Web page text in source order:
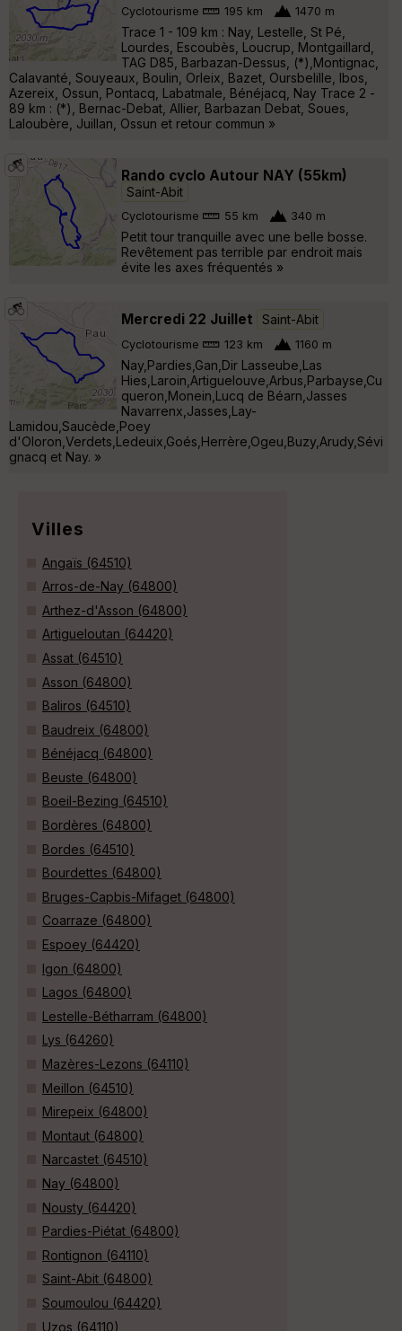
Cyclotourisme 195 km 1470 m
Trace 1 - 109 km : Nay, Lestelle, St Pé,
Lourdes, Escoubès, Loucrup, Montgaillard,
TAG D85, Barbazan-Dessus, (*),Montignac,
Calavanté, Souyeaux, Boulin, Orleix, Bazet, Oursbelille, Ibos,
Azereix, Ossun, Pontacq, Labatmale, Bénéjacq, Nay Trace 2 -
89 km : (*), Bernac-Debat, Allier, Barbazan Debat, Soues,
Laloubère, Juillan, Ossun et retour commun »
Rando cyclo Autour NAY (55km)
Saint-Abit
Cyclotourisme 55 km 340 m
Petit tour tranquille avec une belle bosse.
Revêtement pas terrible par endroit mais
évite les axes fréquentés »
Mercredi 22 Juillet Saint-Abit
Cyclotourisme 123 km 1160 m
Nay,Pardies,Gan,Dir Lasseube,Las
Hies,Laroin,Artiguelouve,Arbus,Parbayse,Cu
queron,Monein,Lucq de Béarn,Jasses
Navarrenx,Jasses,Lay-
Lamidou,Saucède,Poey
d'Oloron,Verdets,Ledeuix,Goés,Herrère,Ogeu,Buzy,Arudy,Sévi
gnacq et Nay. »
Villes
Angaïs (64510)
Arros-de-Nay (64800)
Arthez-d'Asson (64800)
Artigueloutan (64420)
Assat (64510)
Asson (64800)
Baliros (64510)
Baudreix (64800)
Bénéjacq (64800)
Beuste (64800)
Boeil-Bezing (64510)
Bordères (64800)
Bordes (64510)
Bourdettes (64800)
Bruges-Capbis-Mifaget (64800)
Coarraze (64800)
Espoey (64420)
Igon (64800)
Lagos (64800)
Lestelle-Bétharram (64800)
Lys (64260)
Mazères-Lezons (64110)
Meillon (64510)
Mirepeix (64800)
Montaut (64800)
Narcastet (64510)
Nay (64800)
Nousty (64420)
Pardies-Piétat (64800)
Rontignon (64110)
Saint-Abit (64800)
Soumoulou (64420)
Uzos (64110)